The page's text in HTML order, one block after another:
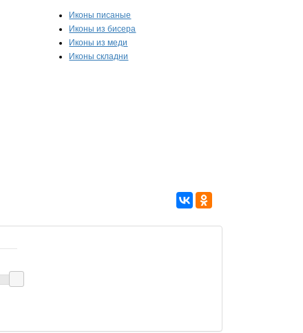
Иконы писаные
Иконы из бисера
Иконы из меди
Иконы складни